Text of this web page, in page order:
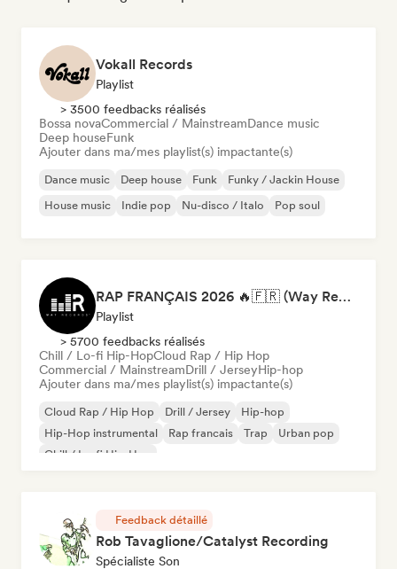
Vokall Records
Playlist
> 3500 feedbacks réalisés
Bossa novaCommercial / MainstreamDance music
Deep houseFunk
Ajouter dans ma/mes playlist(s) impactante(s)
Dance music Deep house Funk
Funky / Jackin House
House music
Indie pop Nu-disco / Italo Pop soul
RAP FRANÇAIS 2026 🔥🇫🇷 (Way Records)
Playlist
> 5700 feedbacks réalisés
Chill / Lo-fi Hip-HopCloud Rap / Hip Hop
Commercial / MainstreamDrill / JerseyHip-hop
Ajouter dans ma/mes playlist(s) impactante(s)
Cloud Rap / Hip Hop Drill / Jersey
Hip-hop
Hip-Hop instrumental
Rap francais Trap
Urban pop
Chill / Lo-fi Hip-Hop
Feedback détaillé
Rob Tavaglione/Catalyst Recording
Spécialiste Son